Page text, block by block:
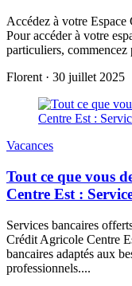
Accédez à votre
Pour accéder à votre
particuliers,
Florent · 30 juillet 2025
Vacances
Tout ce que vous
Centre Est :
Services bancaires
Crédit Agricole Centre
bancaires adaptés aux
professionnels....